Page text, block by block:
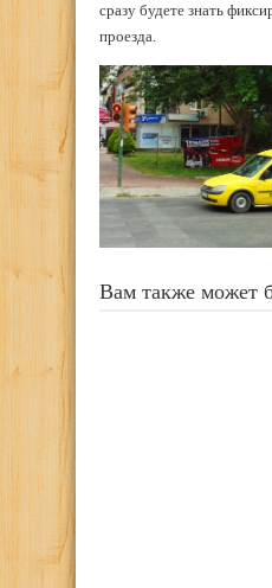
сразу будете знать
проезда.
Вам также может